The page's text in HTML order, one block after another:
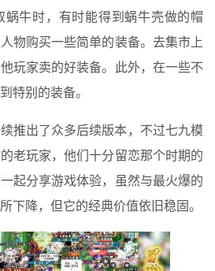
蜗牛时，有时能得到蜗牛壳做的帽
物购买一些简单的装备。去集市上
玩家卖的好装备。此外，在一些不
特别的装备。
推出了众多后续版本，不过七九模
老玩家，他们十分留恋那个时期的
起分享游戏体验，虽然与最火爆的
下降，但它的经典价值依旧稳固。